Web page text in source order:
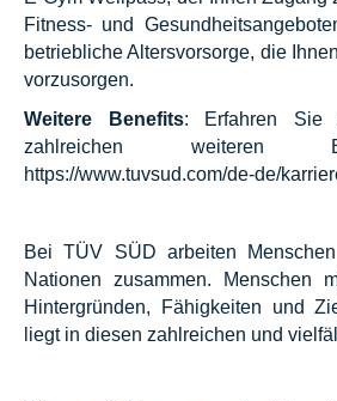
Fitness- und
betriebliche Altersvorsorge, die
vorzusorgen.
Weitere Benefits: Erfahren Sie
zahlreichen weiteren
https://www.tuvsud.com/de-de/
Bei TÜV SÜD arbeiten
Nationen zusammen. Menschen
Hintergründen, Fähigkeiten und
liegt in diesen zahlreichen und